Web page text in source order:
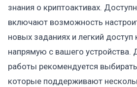
знания о криптоактивах.
включают возможность
новых заданиях и легкий
напрямую с вашего устройства.
работы рекомендуется
которые поддерживают